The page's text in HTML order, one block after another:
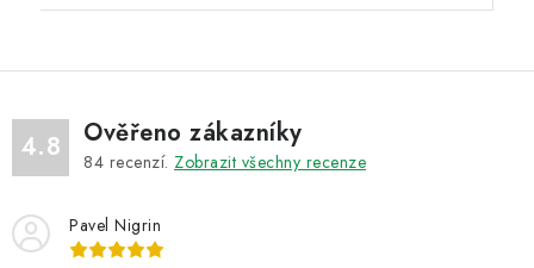
4.8 Ověřeno zákazníky
84 recenzí. Zobrazit všechny recenze
Pavel Nigrin